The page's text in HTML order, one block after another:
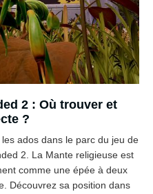
2 : Où trouver et
?
ados dans le parc du jeu de
2. La Mante religieuse est
comme une épée à deux
Découvrez sa position dans